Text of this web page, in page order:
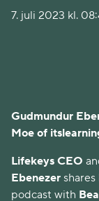
7. juli 2023 kl.
Gudmundur
Moe of
Lifekeys CEO
Ebenezer
podcast with